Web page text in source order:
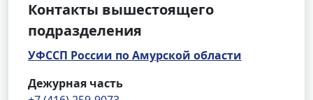
Контакты вышестоящего
подразделения
УФССП России по Амурской области
Дежурная часть